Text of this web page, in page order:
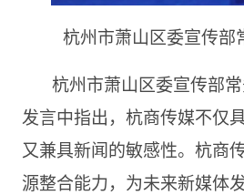
杭州市萧山区委宣传部
杭州市萧山区委宣传部
发言中指出，杭商传媒不仅
又兼具新闻的敏感性。杭商
源整合能力，为未来新媒体